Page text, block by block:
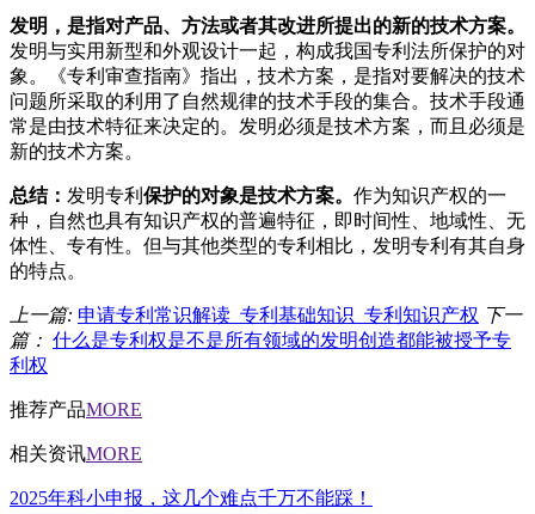
发明，是指对产品、方法或者其改进所提出的新的技术方案。
发明与实用新型和外观设计一起，构成我国专利法所保护的对
象。《专利审查指南》指出，技术方案，是指对要解决的技术
问题所采取的利用了自然规律的技术手段的集合。技术手段通
常是由技术特征来决定的。发明必须是技术方案，而且必须是
新的技术方案。
总结： 发明专利 保护的对象是技术方案。 作为知识产权的一
种，自然也具有知识产权的普遍特征，即时间性、地域性、无
体性、专有性。但与其他类型的专利相比，发明专利有其自身
的特点。
上一篇: 申请专利常识解读_专利基础知识_专利知识产权 下一
篇： 什么是专利权是不是所有领域的发明创造都能被授予专
利权
推荐产品MORE
相关资讯MORE
2025年科小申报，这几个难点千万不能踩！